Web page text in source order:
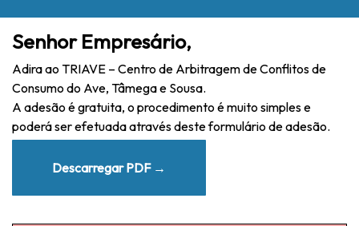
Senhor Empresário,
Adira ao TRIAVE – Centro de Arbitragem de Conflitos de
Consumo do Ave, Tâmega e Sousa.
A adesão é gratuita, o procedimento é muito simples e
poderá ser efetuada através deste formulário de adesão.
Descarregar PDF →